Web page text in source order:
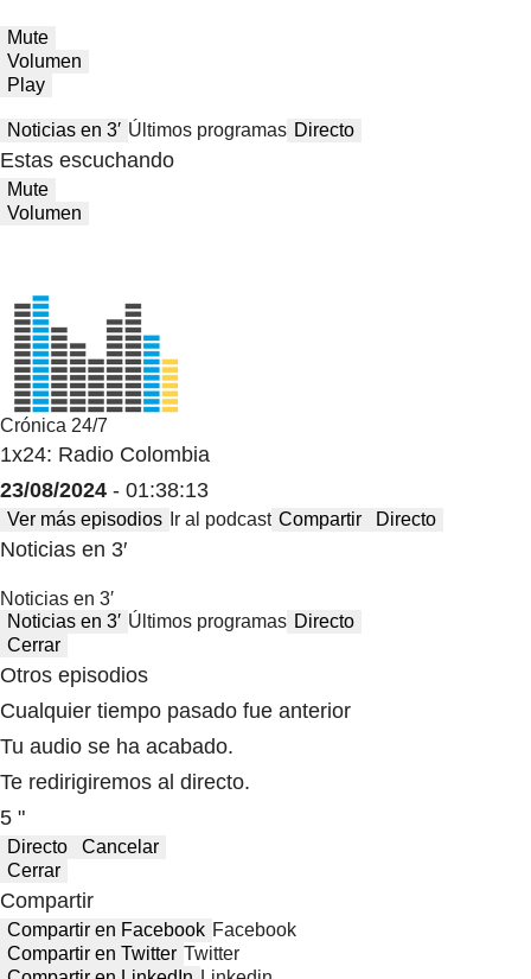
Mute
Volumen
Play
Noticias en 3′ Últimos programas Directo
Estas escuchando
Mute
Volumen
Crónica 24/7
1x24: Radio Colombia
23/08/2024 - 01:38:13
Ver más episodios Ir al podcast Compartir Directo
Noticias en 3′
Noticias en 3′
Noticias en 3′ Últimos programas Directo
Cerrar
Otros episodios
Cualquier tiempo pasado fue anterior
Tu audio se ha acabado.
Te redirigiremos al directo.
5 "
Directo
Cancelar
Cerrar
Compartir
Compartir en Facebook Facebook
Compartir en Twitter Twitter